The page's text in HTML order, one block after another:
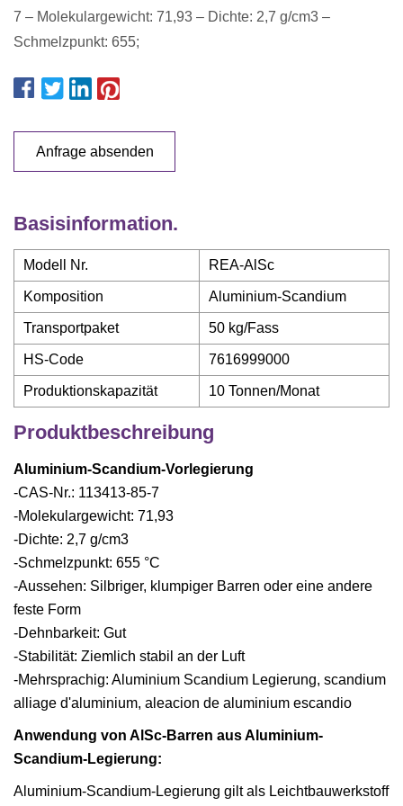
7 – Molekulargewicht: 71,93 – Dichte: 2,7 g/cm3 –
Schmelzpunkt: 655;
Anfrage absenden
Basisinformation.
Modell Nr. REA-AlSc
Komposition Aluminium-Scandium
Transportpaket 50 kg/Fass
HS-Code 7616999000
Produktionskapazität 10 Tonnen/Monat
Produktbeschreibung
Aluminium-Scandium-Vorlegierung
-CAS-Nr.: 113413-85-7
-Molekulargewicht: 71,93
-Dichte: 2,7 g/cm3
-Schmelzpunkt: 655 °C
-Aussehen: Silbriger, klumpiger Barren oder eine andere
feste Form
-Dehnbarkeit: Gut
-Stabilität: Ziemlich stabil an der Luft
-Mehrsprachig: Aluminium Scandium Legierung, scandium
alliage d'aluminium, aleacion de aluminium escandio
Anwendung von AlSc-Barren aus Aluminium-
Scandium-Legierung:
Aluminium-Scandium-Legierung gilt als Leichtbauwerkstoff